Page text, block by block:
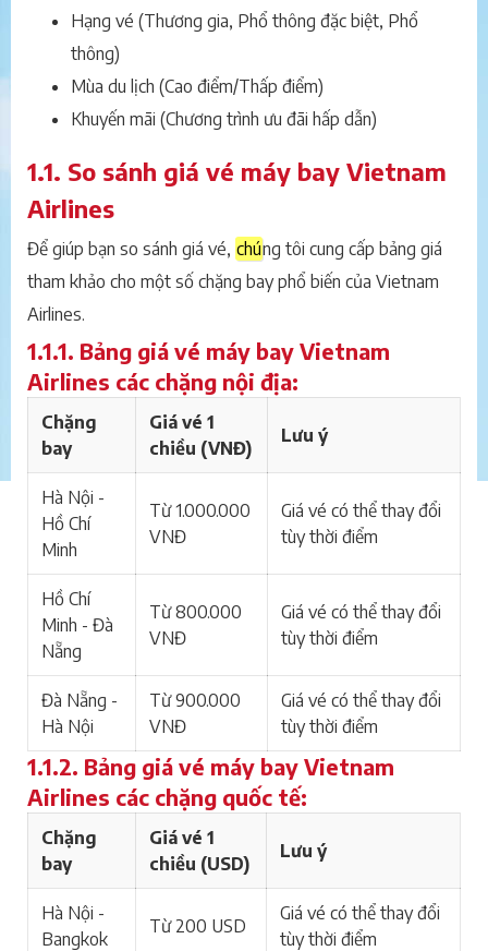
Hạng vé (Thương gia, Phổ thông đặc biệt, Phổ
thông)
Mùa du lịch (Cao điểm/Thấp điểm)
Khuyến mãi (Chương trình ưu đãi hấp dẫn)
1.1. So sánh giá vé máy bay Vietnam
Airlines
Để giúp bạn so sánh giá vé, chúng tôi cung cấp bảng giá
tham khảo cho một số chặng bay phổ biến của Vietnam
Airlines.
1.1.1. Bảng giá vé máy bay Vietnam
Airlines các chặng nội địa:
Chặng
bay
Giá vé 1
chiều (VNĐ)
Lưu ý
Hà Nội -
Hồ Chí
Minh
Từ 1.000.000
VNĐ
Giá vé có thể thay đổi
tùy thời điểm
Hồ Chí
Minh - Đà
Nẵng
Từ 800.000
VNĐ
Giá vé có thể thay đổi
tùy thời điểm
Đà Nẵng -
Hà Nội
Từ 900.000
VNĐ
Giá vé có thể thay đổi
tùy thời điểm
1.1.2. Bảng giá vé máy bay Vietnam
Airlines các chặng quốc tế:
Chặng
bay
Giá vé 1
chiều (USD)
Lưu ý
Hà Nội -
Bangkok
Từ 200 USD
Giá vé có thể thay đổi
tùy thời điểm